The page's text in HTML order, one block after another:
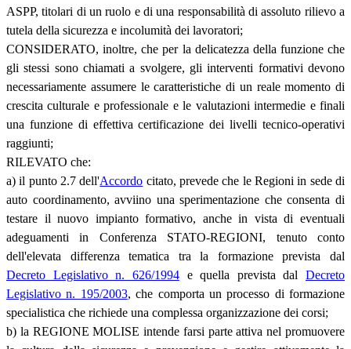
ASPP, titolari di un ruolo e di una responsabilità di assoluto rilievo a
tutela della sicurezza e incolumità dei lavoratori;
CONSIDERATO, inoltre, che per la delicatezza della funzione che
gli stessi sono chiamati a svolgere, gli interventi formativi devono
necessariamente assumere le caratteristiche di un reale momento di
crescita culturale e professionale e le valutazioni intermedie e finali
una funzione di effettiva certificazione dei livelli tecnico-operativi
raggiunti;
RILEVATO che:
a) il punto 2.7 dell'Accordo citato, prevede che le Regioni in sede di
auto coordinamento, avviino una sperimentazione che consenta di
testare il nuovo impianto formativo, anche in vista di eventuali
adeguamenti in Conferenza STATO-REGIONI, tenuto conto
dell'elevata differenza tematica tra la formazione prevista dal
Decreto Legislativo n. 626/1994e quella prevista dal Decreto
Legislativo n. 195/2003, che comporta un processo di formazione
specialistica che richiede una complessa organizzazione dei corsi;
b) la REGIONE MOLISE intende farsi parte attiva nel promuovere